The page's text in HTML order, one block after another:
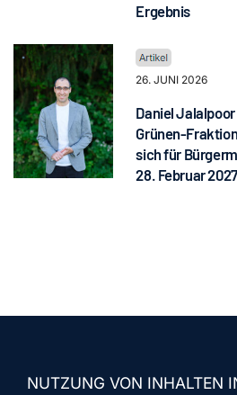
Ergebnis
26. JUNI 2026
Daniel
Grünen-
sich für
28. Februar 2027
NUTZUNG VON INHALTEN